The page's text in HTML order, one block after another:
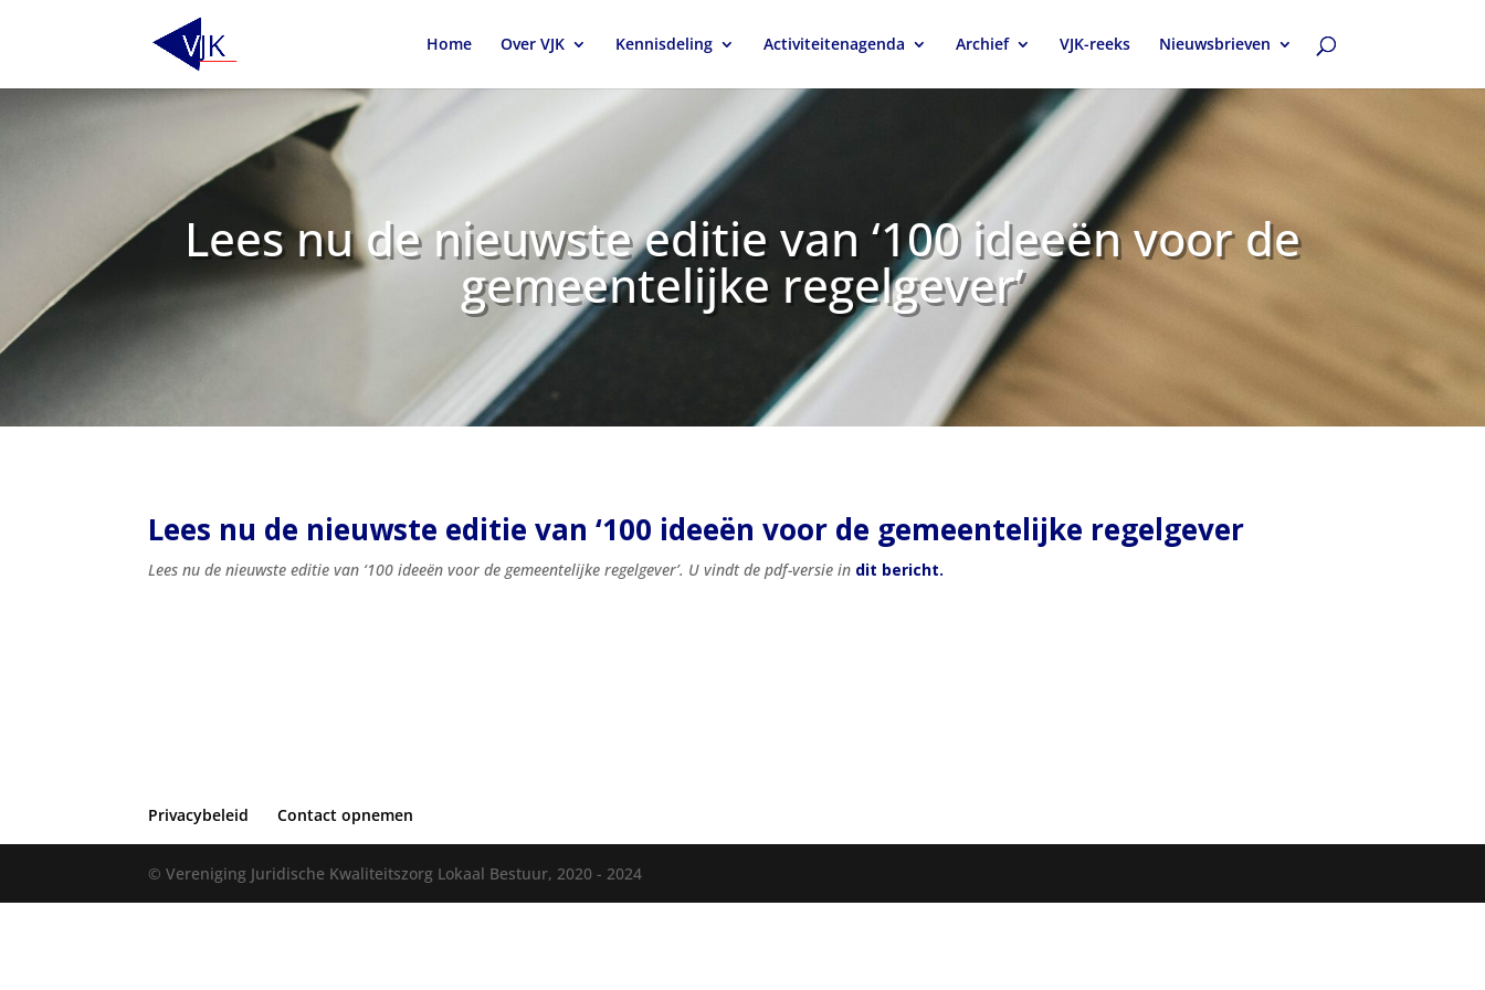
Home Over VJK Kennisdeling Activiteitenagenda Archief VJK-reeks Nieuwsbrieven
Lees nu de nieuwste editie van ‘100 ideeën voor de
gemeentelijke regelgever’
Lees nu de nieuwste editie van ‘100 ideeën voor de gemeentelijke regelgever
Lees nu de nieuwste editie van ‘100 ideeën voor de gemeentelijke regelgever’. U vindt de pdf-versie in dit bericht.
Privacybeleid Contact opnemen
© Vereniging Juridische Kwaliteitszorg Lokaal Bestuur, 2020 - 2024